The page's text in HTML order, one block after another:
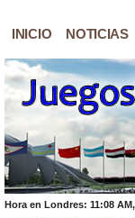
INICIO NOTICIAS
Hora en Londres: 11:08